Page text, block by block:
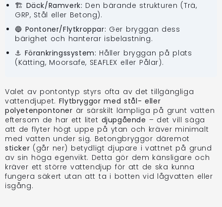
🏗️ Däck/Ramverk: Den bärande strukturen (Trä,
GRP, Stål eller Betong).
🔵 Pontoner/Flytkroppar: Ger bryggan dess
bärighet och hanterar isbelastning.
⚓ Förankringssystem: Håller bryggan på plats
(Kätting, Moorsafe, SEAFLEX eller Pålar).
Valet av pontontyp styrs ofta av det tillgängliga
vattendjupet. Flytbryggor med stål- eller
polyetenpontoner är särskilt lämpliga på grunt vatten
eftersom de har ett litet djupgående – det vill säga
att de flyter högt uppe på ytan och kräver minimalt
med vatten under sig. Betongbryggor däremot
sticker (går ner) betydligt djupare i vattnet på grund
av sin höga egenvikt. Detta gör dem känsligare och
kräver ett större vattendjup för att de ska kunna
fungera säkert utan att ta i botten vid lågvatten eller
isgång.